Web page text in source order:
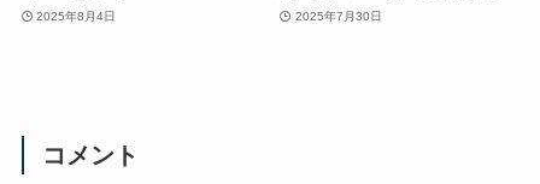
2025年8月4日 2025年7月30日
コメント